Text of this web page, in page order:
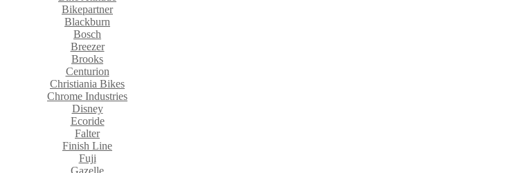
Bikepartner
Blackburn
Bosch
Breezer
Brooks
Centurion
Christiania Bikes
Chrome Industries
Disney
Ecoride
Falter
Finish Line
Fuji
Gazelle